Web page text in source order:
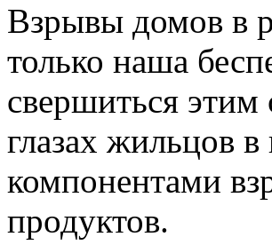
Взрывы домов в
только наша
свершиться
глазах жильцов
компонентами
продуктов.